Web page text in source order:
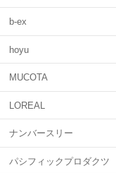
b-ex
hoyu
MUCOTA
LOREAL
ナンバースリー
パシフィックプロダクツ